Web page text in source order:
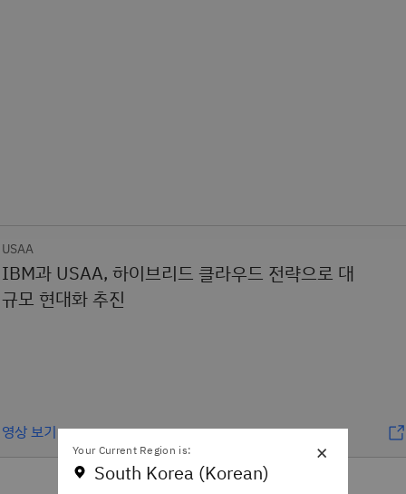
USAA
IBM과 USAA, 하이브리드 클라우드 전략으로 대
규모 현대화 추진
영상 보기
×
Your Current Region is:
South Korea (Korean)